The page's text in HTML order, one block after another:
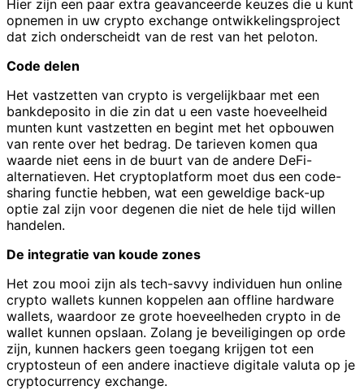
Hier zijn een paar extra geavanceerde keuzes die u kunt
opnemen in uw crypto exchange ontwikkelingsproject
dat zich onderscheidt van de rest van het peloton.
Code delen
Het vastzetten van crypto is vergelijkbaar met een
bankdeposito in die zin dat u een vaste hoeveelheid
munten kunt vastzetten en begint met het opbouwen
van rente over het bedrag. De tarieven komen qua
waarde niet eens in de buurt van de andere DeFi-
alternatieven. Het cryptoplatform moet dus een code-
sharing functie hebben, wat een geweldige back-up
optie zal zijn voor degenen die niet de hele tijd willen
handelen.
De integratie van koude zones
Het zou mooi zijn als tech-savvy individuen hun online
crypto wallets kunnen koppelen aan offline hardware
wallets, waardoor ze grote hoeveelheden crypto in de
wallet kunnen opslaan. Zolang je beveiligingen op orde
zijn, kunnen hackers geen toegang krijgen tot een
cryptosteun of een andere inactieve digitale valuta op je
cryptocurrency exchange.